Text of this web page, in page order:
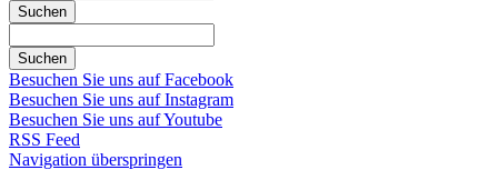
Suchen
Suchen
Besuchen Sie uns auf Facebook
Besuchen Sie uns auf Instagram
Besuchen Sie uns auf Youtube
RSS Feed
Navigation überspringen